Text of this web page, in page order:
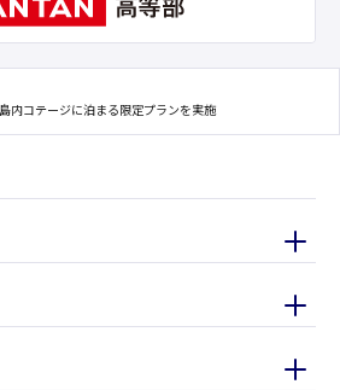
内コテージに泊まる限定プランを実施